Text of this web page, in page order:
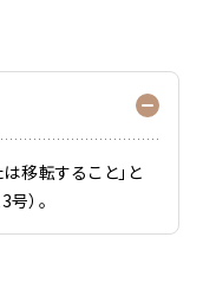
移転すること」と
）。